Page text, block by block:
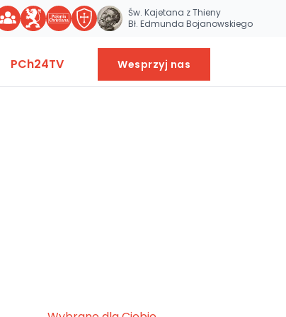
Św. Kajetana z Thieny
Bł. Edmunda Bojanowskiego
PCh24TV Wesprzyj nas